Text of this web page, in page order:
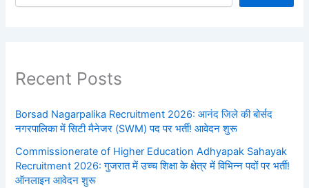
Recent Posts
Borsad Nagarpalika Recruitment 2026: आनंद जिले की बोर्सद
नगरपालिका में सिटी मैनेजर (SWM) पद पर भर्ती! आवेदन शुरू
Commissionerate of Higher Education Adhyapak Sahayak
Recruitment 2026: गुजरात में उच्च शिक्षा के क्षेत्र में विभिन्न पदों पर भर्ती!
ऑनलाइन आवेदन शुरू